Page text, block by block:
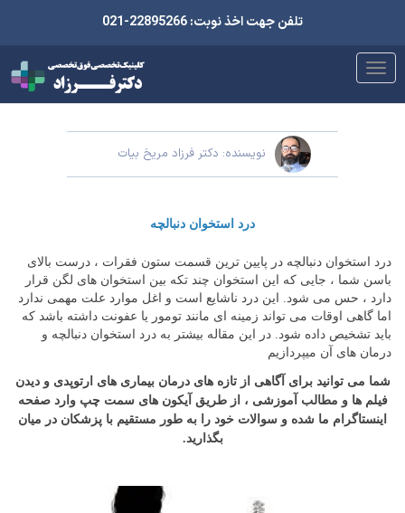
تلفن جهت اخذ نوبت: 22895266-021
نویسنده: دکتر فرزاد مریخ بیات
درد استخوان دنبالچه
درد استخوان دنبالچه در پایین ترین قسمت ستون فقرات ، درست بالای
باسن شما ، جایی که این استخوان چند تکه بین استخوان های لگن قرار
دارد ، حس می شود. این درد ناشایع است و اغل موارد علت مهمی ندارد
اما گاهی اوقات می تواند زمینه ای مانند تومور یا عفونت داشته باشد که
باید تشخیص داده شود. در این مقاله بیشتر به درد استخوان دنبالچه و
درمان های آن میپردازیم
شما می توانید برای آگاهی از تازه های درمان بیماری های ارتوپدی و دیدن
فیلم ها و مطالب آموزشی ، از طریق آیکون های سمت چپ وارد صفحه
اینستاگرام ما شده و سوالات خود را به طور مستقیم با پزشکان در میان
بگذارید.